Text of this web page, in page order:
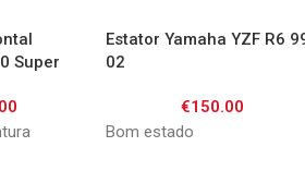
Super
Estator Yamaha YZF R6
02
€150.00
Bom estado